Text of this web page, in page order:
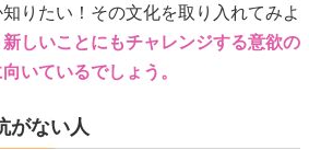
りたい！その文化を取り入れてみよ
しいことにもチャレンジする意欲の
いているでしょう。
がない人